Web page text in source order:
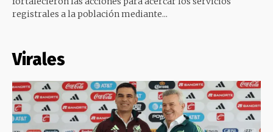
registrales a la población mediante...
Virales